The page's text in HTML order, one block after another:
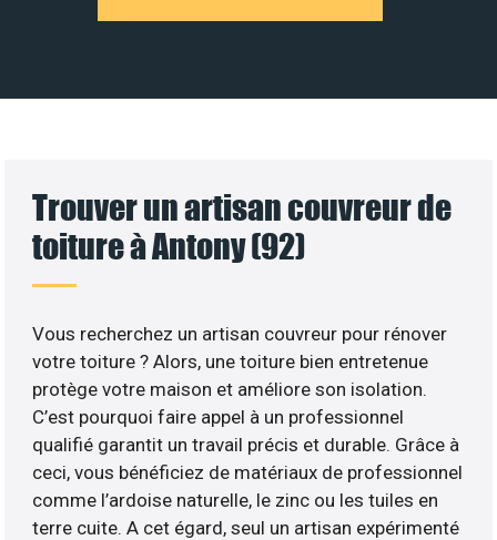
Trouver un artisan couvreur de
toiture à Antony (92)
Vous recherchez un artisan couvreur pour rénover
votre toiture ? Alors, une toiture bien entretenue
protège votre maison et améliore son isolation.
C’est pourquoi faire appel à un professionnel
qualifié garantit un travail précis et durable. Grâce à
ceci, vous bénéficiez de matériaux de professionnel
comme l’ardoise naturelle, le zinc ou les tuiles en
terre cuite. A cet égard, seul un artisan expérimenté